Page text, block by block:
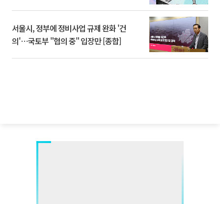
서울시, 정부에 정비사업 규제 완화 '건
의'⋯국토부 "협의 중" 입장만 [종합]